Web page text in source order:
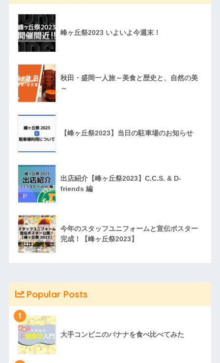
峰ヶ丘祭2023 いよいよ今週末！
秋田・盛岡一人旅～美食と歴史と、自然の美
～
【峰ヶ丘祭2023】当日の駐車場のお知らせ
出店紹介【峰ヶ丘祭2023】C.C.S. & D-
friends 編
今年のスタッフユニフォームと宣伝ポスター
完成！【峰ヶ丘祭2023】
Popular Posts
1
大手コンビニのバナナを食べ比べてみた